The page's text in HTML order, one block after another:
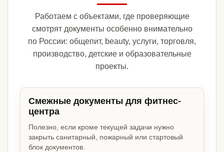
Работаем с объектами, где проверяющие
смотрят документы особенно внимательно
по России: общепит, beauty, услуги, торговля,
производство, детские и образовательные
проекты.
Смежные документы для фитнес-
центра
Полезно, если кроме текущей задачи нужно
закрыть санитарный, пожарный или стартовый
блок документов.